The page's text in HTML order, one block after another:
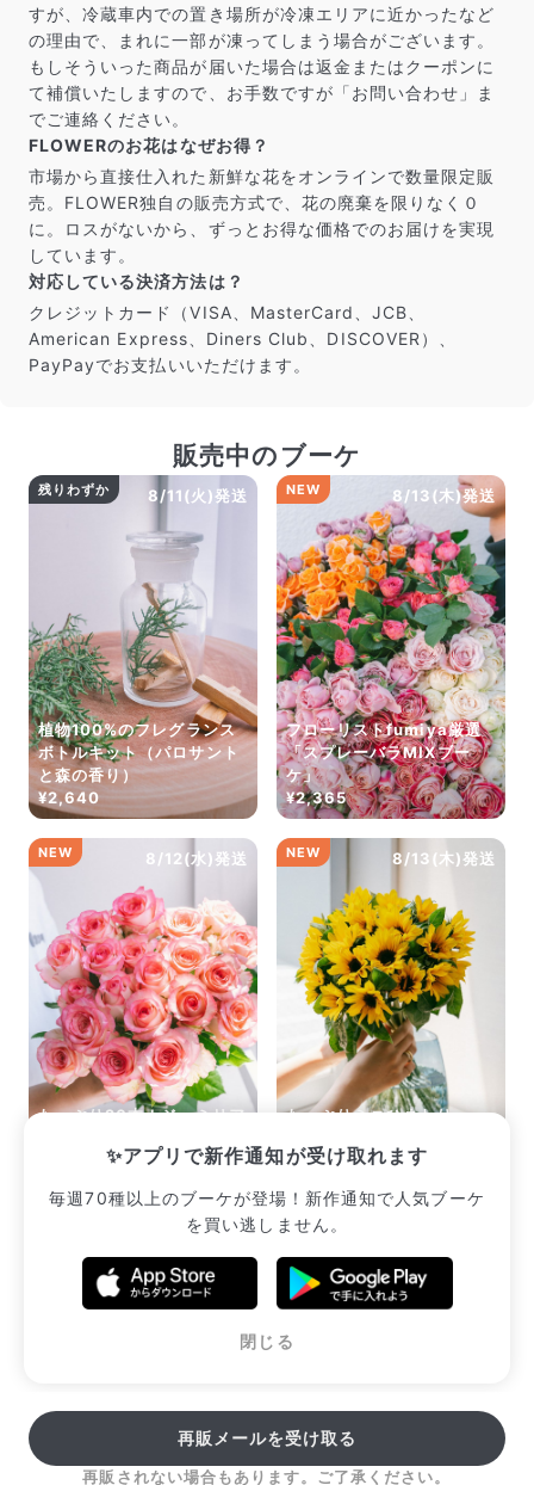
すが、冷蔵車内での置き場所が冷凍エリアに近かったなど
の理由で、まれに一部が凍ってしまう場合がございます。
もしそういった商品が届いた場合は返金またはクーポンに
て補償いたしますので、お手数ですが「お問い合わせ」ま
でご連絡ください。
FLOWERのお花はなぜお得？
市場から直接仕入れた新鮮な花をオンラインで数量限定販
売。FLOWER独自の販売方式で、花の廃棄を限りなく０
に。ロスがないから、ずっとお得な価格でのお届けを実現
しています。
対応している決済方法は？
クレジットカード（VISA、MasterCard、JCB、
American Express、Diners Club、DISCOVER）、
PayPayでお支払いいただけます。
✨アプリで新作通知が受け取れます
毎週70種以上のブーケが登場！新作通知で人気ブーケ
を買い逃しません。
閉じる
販売中のブーケ
8/11(火)発送
残りわずか
植物100%のフレグランス
ボトルキット（パロサント
と森の香り）
¥2,640
8/13(木)発送
NEW
フローリストfumiya厳選
「スプレーバラMIXブー
ケ」
¥2,365
8/12(水)発送
NEW
たっぷり20本！ジュミリア
8/13(木)発送
NEW
たっぷりミニひまわり
¥2,552
販売中のブーケ一覧へ
再販メールを受け取る
再販されない場合もあります。ご了承ください。